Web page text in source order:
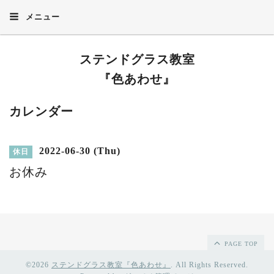
メニュー
ステンドグラス教室
『色あわせ』
カレンダー
休日 2022-06-30 (Thu)
お休み
PAGE TOP
©2026 ステンドグラス教室『色あわせ』 . All Rights Reserved.